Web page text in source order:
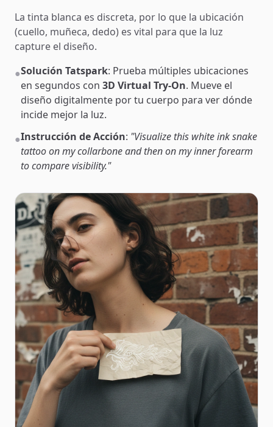
La tinta blanca es discreta, por lo que la ubicación
(cuello, muñeca, dedo) es vital para que la luz
capture el diseño.
●Solución Tatspark: Prueba múltiples ubicaciones
en segundos con 3D Virtual Try-On. Mueve el
diseño digitalmente por tu cuerpo para ver dónde
incide mejor la luz.
●Instrucción de Acción: "Visualize this white ink snake
tattoo on my collarbone and then on my inner forearm
to compare visibility."